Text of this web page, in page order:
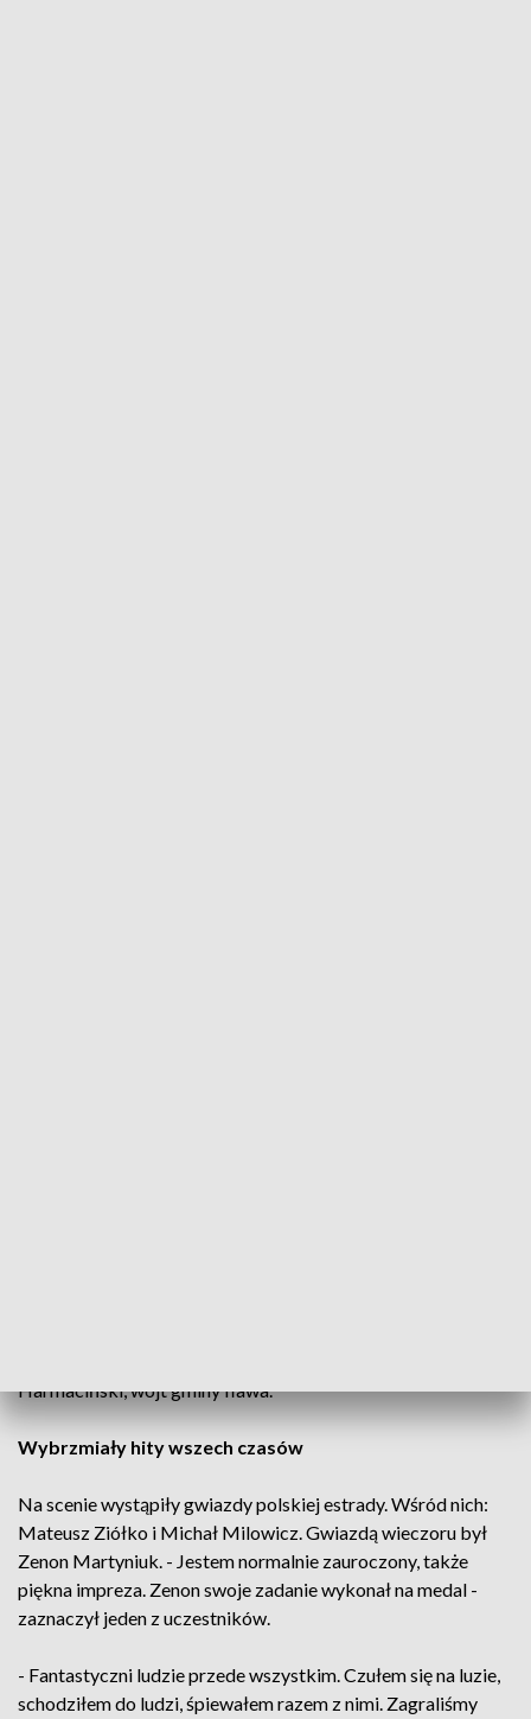
Harmaciński, wójt gminy Iława.
Wybrzmiały hity wszech czasów
Na scenie wystąpiły gwiazdy polskiej estrady. Wśród nich:
Mateusz Ziółko i Michał Milowicz. Gwiazdą wieczoru był
Zenon Martyniuk. - Jestem normalnie zauroczony, także
piękna impreza. Zenon swoje zadanie wykonał na medal -
zaznaczył jeden z uczestników.
- Fantastyczni ludzie przede wszystkim. Czułem się na luzie,
schodziłem do ludzi, śpiewałem razem z nimi. Zagraliśmy